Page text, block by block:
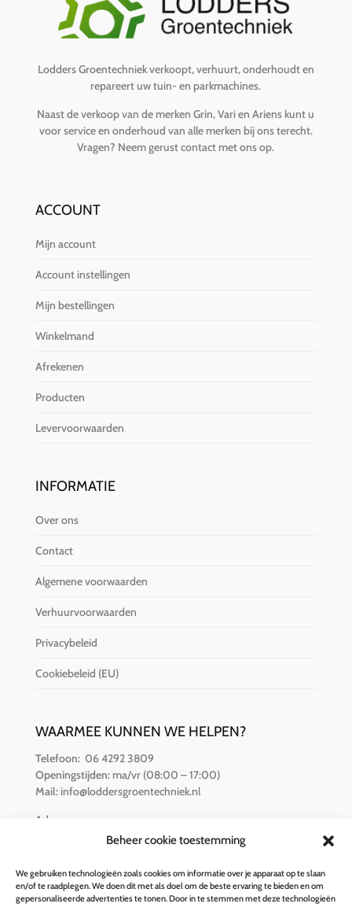
Beheer cookie toestemming
We gebruiken technologieën zoals cookies om informatie over je apparaat op te slaan
en/of te raadplegen. We doen dit met als doel om de beste ervaring te bieden en om
gepersonaliseerde advertenties te tonen. Door in te stemmen met deze technologieën
Lodders Groentechniek verkoopt, verhuurt, onderhoudt en
repareert uw tuin- en parkmachines.
Naast de verkoop van de merken Grin, Vari en Ariens kunt u
voor service en onderhoud van alle merken bij ons terecht.
Vragen? Neem gerust contact met ons op.
ACCOUNT
Mijn account
Account instellingen
Mijn bestellingen
Winkelmand
Afrekenen
Producten
Levervoorwaarden
INFORMATIE
Over ons
Contact
Algemene voorwaarden
Verhuurvoorwaarden
Privacybeleid
Cookiebeleid (EU)
WAARMEE KUNNEN WE HELPEN?
Telefoon: 06 4292 3809
Openingstijden:ma/vr (08:00 – 17:00)
Mail: info@loddersgroentechniek.nl
Adres:
Van der Hamlaan 16
BETALINGSOPTIES